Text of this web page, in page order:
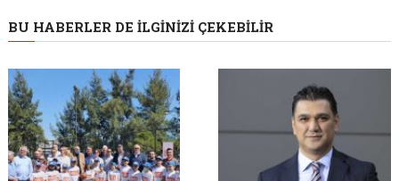
BU HABERLER DE İLGINIZI ÇEKEBILIR